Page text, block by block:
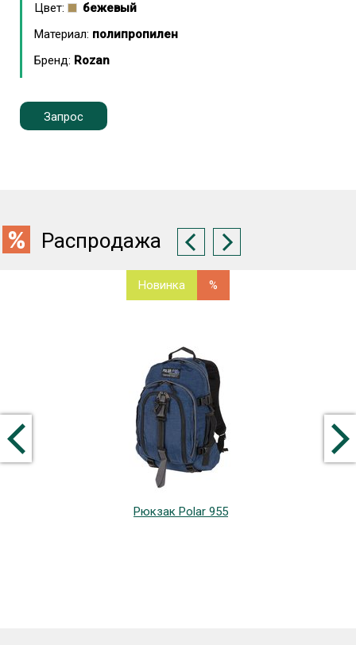
Цвет:
бежевый
Материал: полипропилен
Бренд: Rozan
Запрос
Распродажа
Новинка %
Рюкзак Polar 955